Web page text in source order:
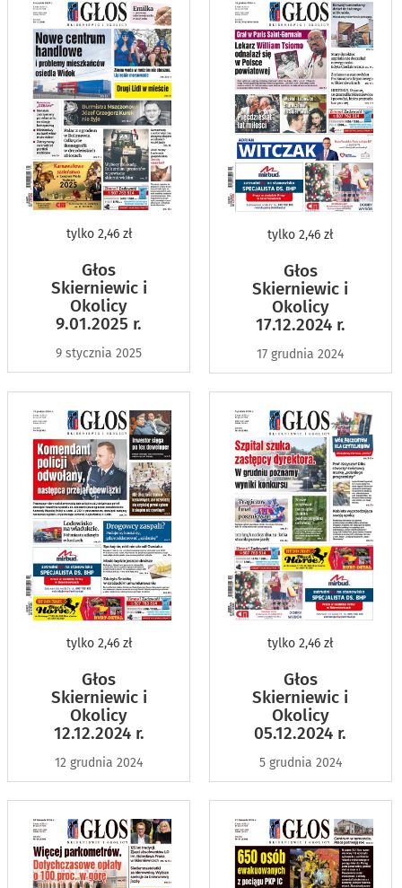
tylko2,46 zł
Głos
Skierniewic i
Okolicy
9.01.2025 r.
9 stycznia 2025
tylko 2,46 zł
Głos
Skierniewic i
Okolicy
17.12.2024 r.
17 grudnia 2024
tylko2,46 zł
Głos
Skierniewic i
Okolicy
12.12.2024 r.
12 grudnia 2024
tylko 2,46 zł
Głos
Skierniewic i
Okolicy
05.12.2024 r.
5 grudnia 2024